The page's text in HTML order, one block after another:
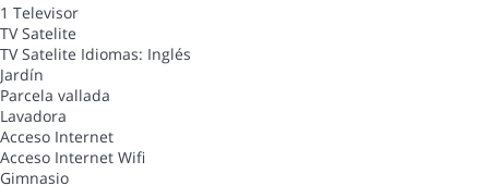
1 Televisor
TV Satelite
TV Satelite Idiomas: Inglés
Jardín
Parcela vallada
Lavadora
Acceso Internet
Acceso Internet Wifi
Gimnasio